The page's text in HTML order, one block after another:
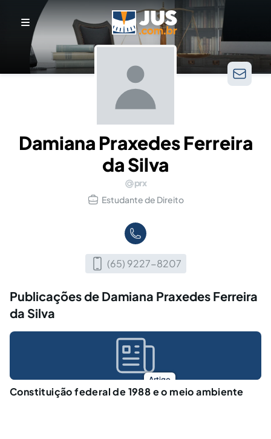
Damiana Praxedes Ferreira
da Silva
prx
Estudante de Direito
(65) 9227-8207
Publicações de Damiana Praxedes Ferreira
da Silva
Artigo
Constituição federal de 1988 e o meio ambiente